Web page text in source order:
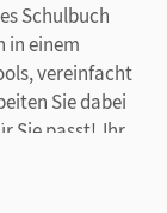
Schulbuch
in einem
vereinfacht
Sie dabei
Sie passt! Ihr